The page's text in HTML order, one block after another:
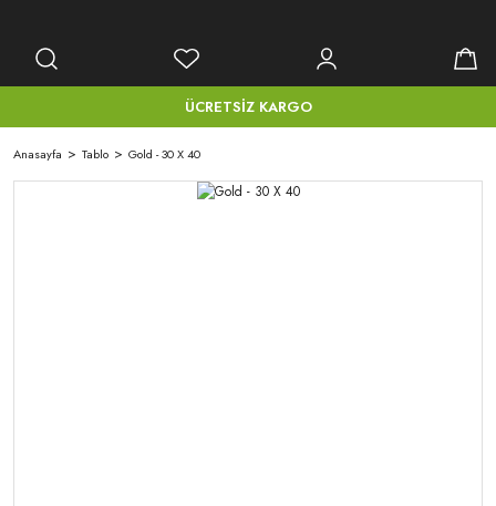
ÜCRETSİZ KARGO
Anasayfa Tablo Gold - 30 X 40